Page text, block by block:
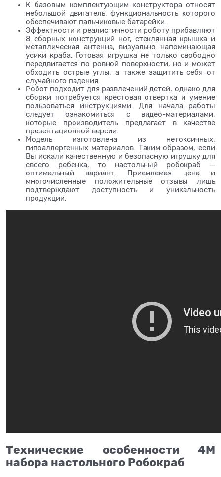
К базовым комплектующим конструктора относят
небольшой двигатель, функциональность которого
обеспечивают пальчиковые батарейки.
Эффектности и реалистичности роботу прибавляют
8 сборных конструкций ног, стеклянная крышка и
металлическая антенна, визуально напоминающая
усики краба. Готовая игрушка не только свободно
передвигается по ровной поверхности, но и может
обходить острые углы, а также защитить себя от
случайного падения.
Робот подходит для развлечений детей, однако для
сборки потребуется крестовая отвертка и умение
пользоваться инструкциями. Для начала работы
следует ознакомиться с видео-материалами,
которые производитель предлагает в качестве
презентационной версии.
Модель изготовлена из нетоксичных,
гипоаллергенных материалов. Таким образом, если
Вы искали качественную и безопасную игрушку для
своего ребенка, то настольный робокраб —
оптимальный вариант. Приемлемая цена и
многочисленные положительные отзывы лишь
подтверждают доступность и уникальность
продукции.
Технические особенности 4М
набора настольного Робокраб